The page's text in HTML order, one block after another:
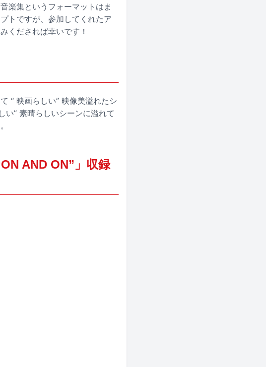
楽集というフォーマットはま
トですが、参加してくれたア
くだされば幸いです！
“ 映画らしい” 映像美溢れたシ
い” 素晴らしいシーンに溢れて
AND ON”」収録